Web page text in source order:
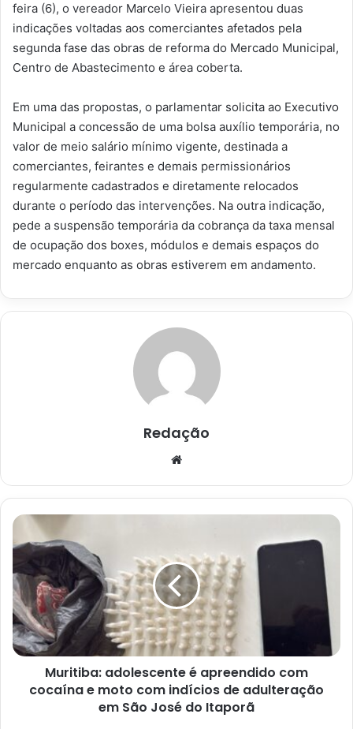
feira (6), o vereador Marcelo Vieira apresentou duas
indicações voltadas aos comerciantes afetados pela
segunda fase das obras de reforma do Mercado Municipal,
Centro de Abastecimento e área coberta.
Em uma das propostas, o parlamentar solicita ao Executivo
Municipal a concessão de uma bolsa auxílio temporária, no
valor de meio salário mínimo vigente, destinada a
comerciantes, feirantes e demais permissionários
regularmente cadastrados e diretamente relocados
durante o período das intervenções. Na outra indicação,
pede a suspensão temporária da cobrança da taxa mensal
de ocupação dos boxes, módulos e demais espaços do
mercado enquanto as obras estiverem em andamento.
Redação
Muritiba:
adolescente
apreendido
com
cocaína
e
moto
com
indíciosMuritiba: adolescente é apreendido com
cocaína e moto com indícios de adulteração
em São José do Itaporã